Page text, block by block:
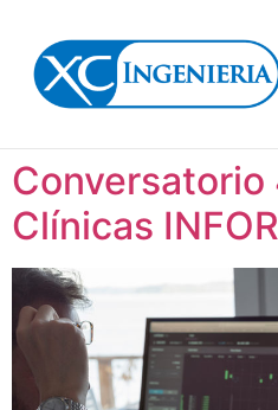
Conversatorio
Clínicas